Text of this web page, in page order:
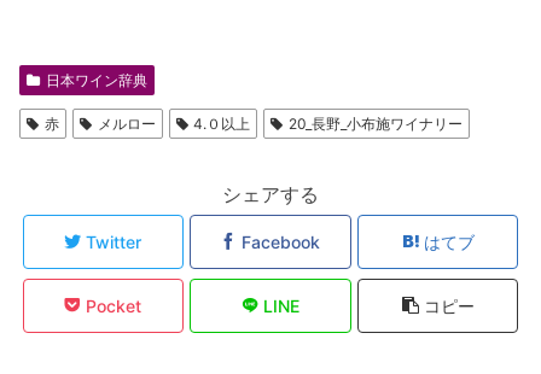
日本ワイン辞典
赤 メルロー 4.０以上 20_長野_小布施ワイナリー
シェアする
Twitter Facebook はてブ
Pocket LINE コピー